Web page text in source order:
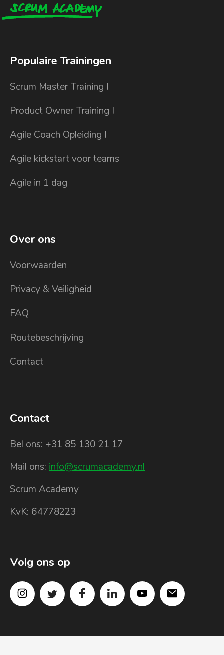
Populaire Trainingen
Scrum Master Training I
Product Owner Training I
Agile Coach Opleiding I
Agile kickstart voor teams
Agile in 1 dag
Over ons
Voorwaarden
Privacy & Veiligheid
FAQ
Routebeschrijving
Contact
Contact
Bel ons: +31 85 130 21 17
Mail ons: info@scrumacademy.nl
Scrum Academy
KvK: 64778223
Volg ons op